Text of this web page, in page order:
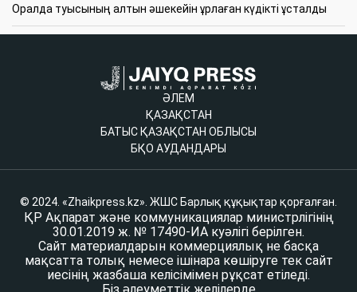
Оралда туысының алтын әшекейін ұрлаған күдікті ұсталды
ӘЛЕМ
ҚАЗАҚСТАН
БАТЫС ҚАЗАҚСТАН ОБЛЫСЫ
БҚО АУДАНДАРЫ
© 2024. «Zhaikpress.kz». ЖШС Барлық құқықтар қорғалған.
ҚР Ақпарат және коммуникациялар министрлігінің
30.01.2019 ж. № 17490-ИА куәлігі берілген.
Сайт материалдарын коммерциялық не басқа
мақсатта толық немесе ішінара көшіруге тек сайт
иесінің жазбаша келісімімен рұқсат етіледі.